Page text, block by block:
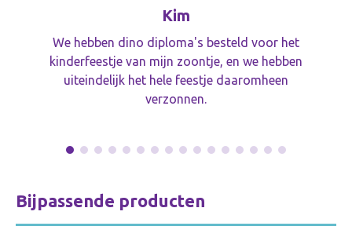
Kim
We hebben dino diploma's besteld voor het
kinderfeestje van mijn zoontje, en we hebben
uiteindelijk het hele feestje daaromheen
verzonnen.
Bijpassende producten